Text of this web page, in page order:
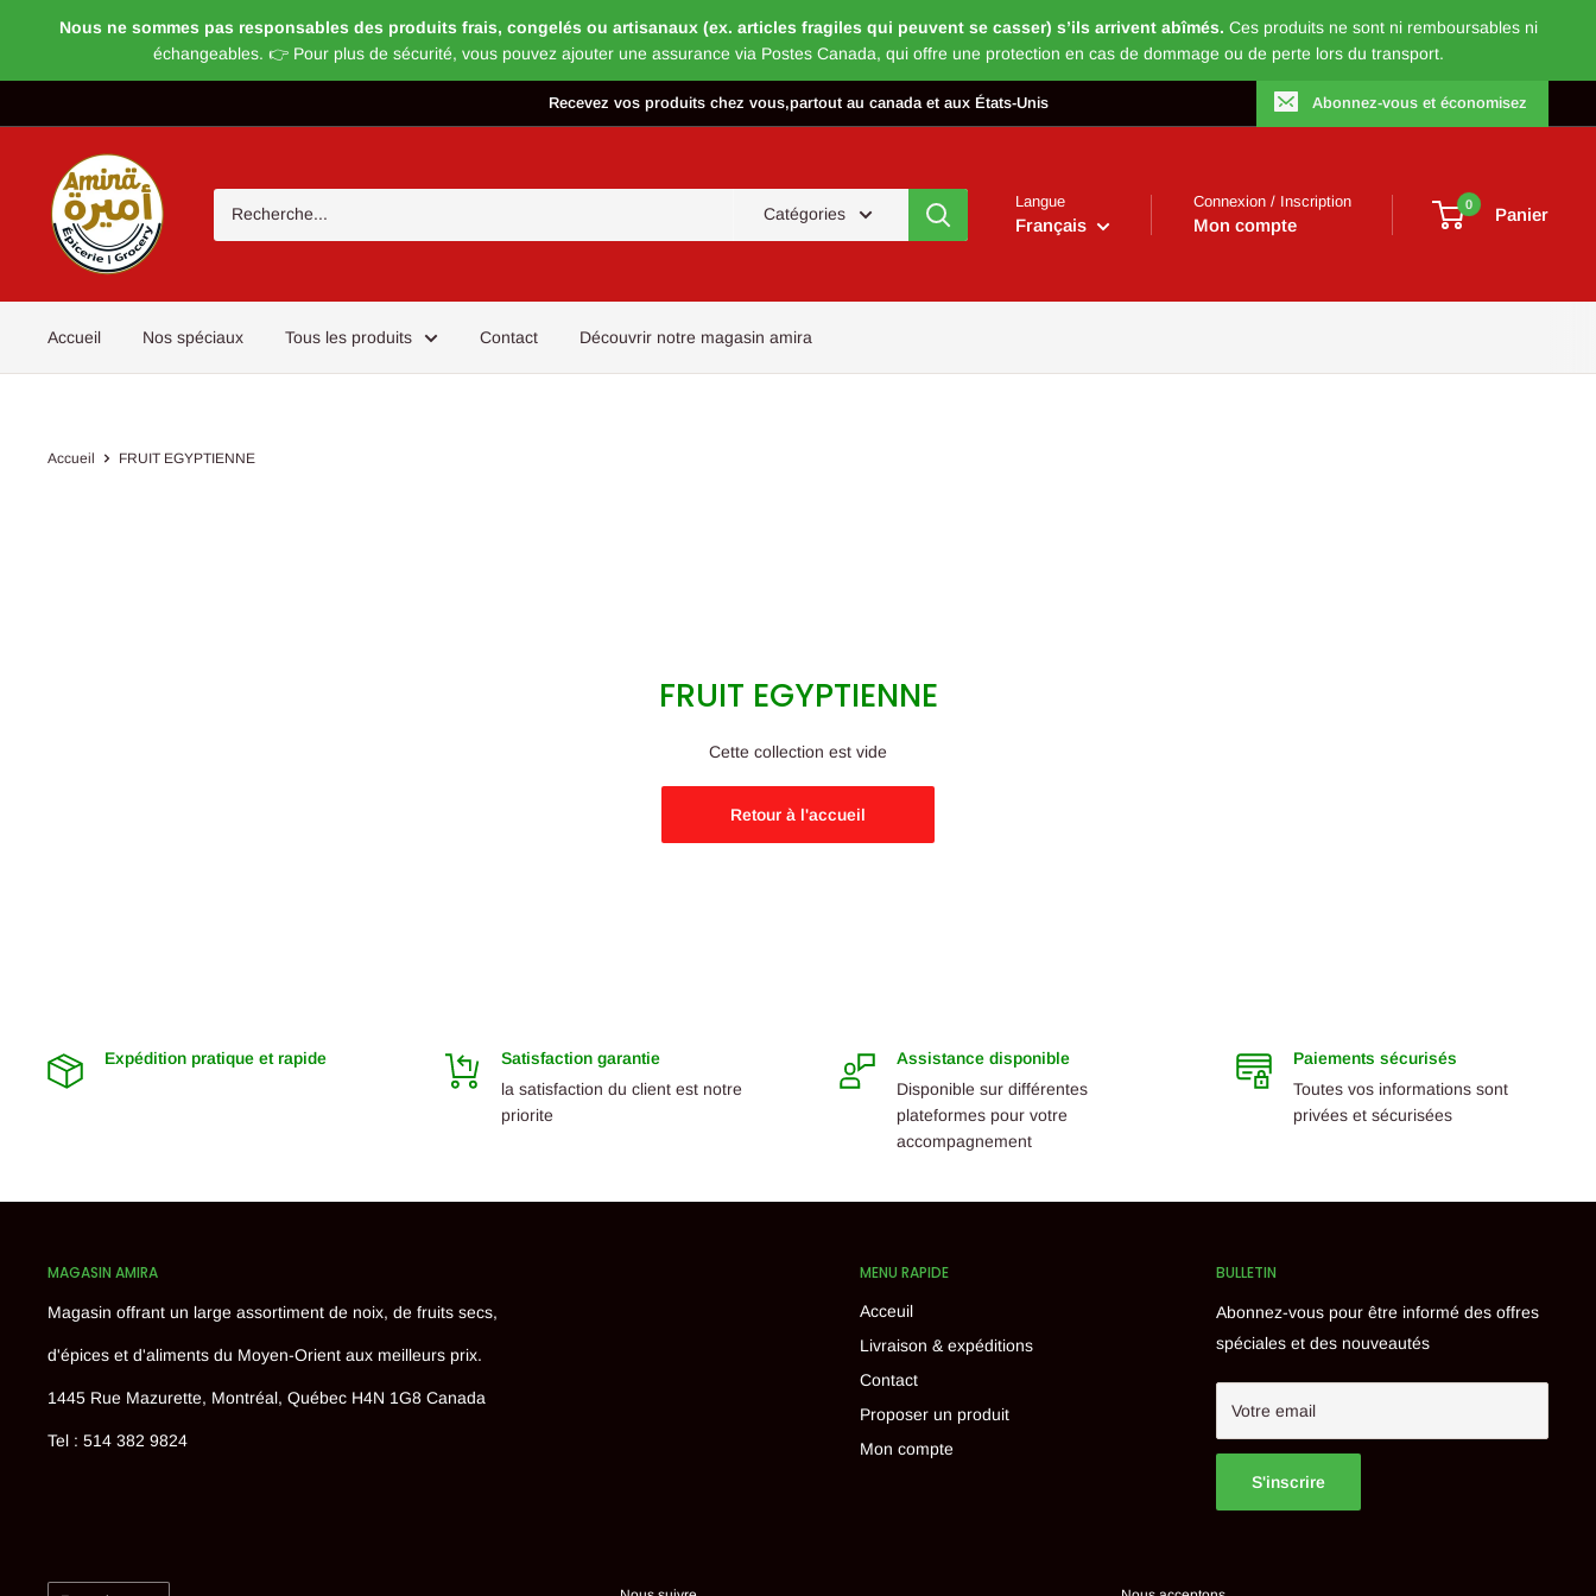
Nous ne sommes pas responsables des produits frais, congelés ou artisanaux (ex. articles fragiles qui peuvent se casser) s’ils arrivent abîmés. Ces produits ne sont ni remboursables ni
échangeables. 👉 Pour plus de sécurité, vous pouvez ajouter une assurance via Postes Canada, qui offre une protection en cas de dommage ou de perte lors du transport.
au
Recevez vos produits chez vous,partout au canada et aux États-Unis Abonnez-vous et économisez
Magasin
Amira
Catégories
Langue
Français
Connexion / Inscription
Mon compte
0 Panier
Accueil Nos spéciaux Tous les produits Contact Découvrir notre magasin amira
Accueil FRUIT EGYPTIENNE
FRUIT EGYPTIENNE
Cette collection est vide
Retour à l'accueil
Expédition pratique et rapide
Satisfaction garantie
la satisfaction du client est notre
priorite
Assistance disponible
Disponible sur différentes
plateformes pour votre
accompagnement
Paiements sécurisés
Toutes vos informations sont
privées et sécurisées
MAGASIN AMIRA
Magasin offrant un large assortiment de noix, de fruits secs,
d'épices et d'aliments du Moyen-Orient aux meilleurs prix.
1445 Rue Mazurette, Montréal, Québec H4N 1G8 Canada
Tel : 514 382 9824
MENU RAPIDE
Acceuil
Livraison & expéditions
Contact
Proposer un produit
Mon compte
BULLETIN
Abonnez-vous pour être informé des offres
spéciales et des nouveautés
Votre email
S'inscrire